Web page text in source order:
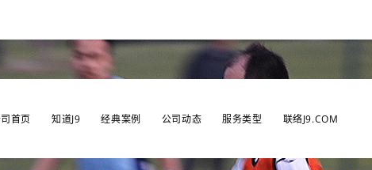
首页 知道J9 经典案例 公司动态 服务类型 联络J9.COM